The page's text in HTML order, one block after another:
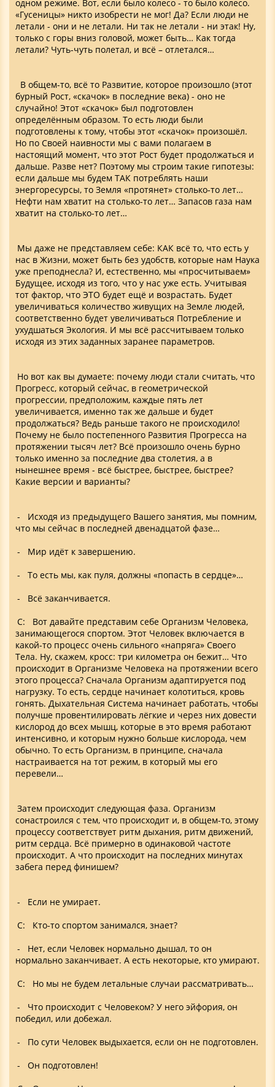
одном режиме. Вот, если было колесо - то было колесо.
«Гусеницы» никто изобрести не мог! Да? Если люди не
летали - они и не летали. Ни так не летали - ни этак! Ну,
только с горы вниз головой, может быть… Как тогда
летали? Чуть-чуть полетал, и всё – отлетался…
В общем-то, всё то Развитие, которое произошло (этот
бурный Рост, «скачок» в последние века) - оно не
случайно! Этот «скачок» был подготовлен
определённым образом. То есть люди были
подготовлены к тому, чтобы этот «скачок» произошёл.
Но по Своей наивности мы с вами полагаем в
настоящий момент, что этот Рост будет продолжаться и
дальше. Разве нет? Поэтому мы строим такие гипотезы:
если дальше мы будем ТАК потреблять наши
энергоресурсы, то Земля «протянет» столько-то лет…
Нефти нам хватит на столько-то лет… Запасов газа нам
хватит на столько-то лет…
Мы даже не представляем себе: КАК всё то, что есть у
нас в Жизни, может быть без удобств, которые нам Наука
уже преподнесла? И, естественно, мы «просчитываем»
Будущее, исходя из того, что у нас уже есть. Учитывая
тот фактор, что ЭТО будет ещё и возрастать. Будет
увеличиваться количество живущих на Земле людей,
соответственно будет увеличиваться Потребление и
ухудшаться Экология. И мы всё рассчитываем только
исходя из этих заданных заранее параметров.
Но вот как вы думаете: почему люди стали считать, что
Прогресс, который сейчас, в геометрической
прогрессии, предположим, каждые пять лет
увеличивается, именно так же дальше и будет
продолжаться? Ведь раньше такого не происходило!
Почему не было постепенного Развития Прогресса на
протяжении тысяч лет? Всё произошло очень бурно
только именно за последние два столетия, а в
нынешнее время - всё быстрее, быстрее, быстрее?
Какие версии и варианты?
- Исходя из предыдущего Вашего занятия, мы помним,
что мы сейчас в последней двенадцатой фазе…
- Мир идёт к завершению.
- То есть мы, как пуля, должны «попасть в сердце»…
- Всё заканчивается.
С: Вот давайте представим себе Организм Человека,
занимающегося спортом. Этот Человек включается в
какой-то процесс очень сильного «напряга» Своего
Тела. Ну, скажем, кросс: три километра он бежит… Что
происходит в Организме Человека на протяжении всего
этого процесса? Сначала Организм адаптируется под
нагрузку. То есть, сердце начинает колотиться, кровь
гонять. Дыхательная Система начинает работать, чтобы
получше провентилировать лёгкие и через них довести
кислород до всех мышц, которые в это время работают
интенсивно, и которым нужно больше кислорода, чем
обычно. То есть Организм, в принципе, сначала
настраивается на тот режим, в который мы его
перевели…
Затем происходит следующая фаза. Организм
сонастроился с тем, что происходит и, в общем-то, этому
процессу соответствует ритм дыхания, ритм движений,
ритм сердца. Всё примерно в одинаковой частоте
происходит. А что происходит на последних минутах
забега перед финишем?
- Если не умирает.
С: Кто-то спортом занимался, знает?
- Нет, если Человек нормально дышал, то он
нормально заканчивает. А есть некоторые, кто умирают.
С: Но мы не будем летальные случаи рассматривать…
- Что происходит с Человеком? У него эйфория, он
победил, или добежал.
- По сути Человек выдыхается, если он не подготовлен.
- Он подготовлен!